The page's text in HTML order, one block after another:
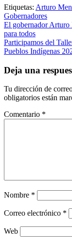
Etiquetas: Arturo
Gobernadores
Navegación
de
entradas
El gobernador Arturo
para todos
Participamos del
Pueblos Indígenas
Deja una
Tu dirección de
obligatorios están
Comentario *
Nombre *
Correo electrónico *
Web